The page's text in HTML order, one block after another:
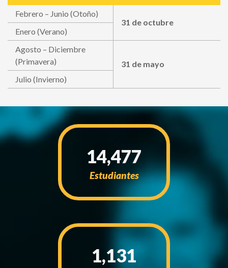
Febrero – Junio (Otoño)
31 de octubre
Enero (Verano)
Agosto – Diciembre
(Primavera)
31 de mayo
Julio (Invierno)
14,477
Estudiantes
1,131